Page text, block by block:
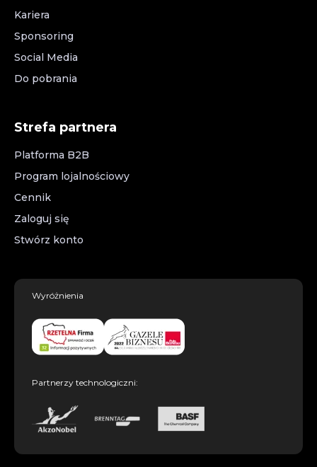
Kariera
Sponsoring
Social Media
Do pobrania
Strefa partnera
Platforma B2B
Program lojalnościowy
Cennik
Zaloguj się
Stwórz konto
Wyróżnienia
Partnerzy technologiczni: